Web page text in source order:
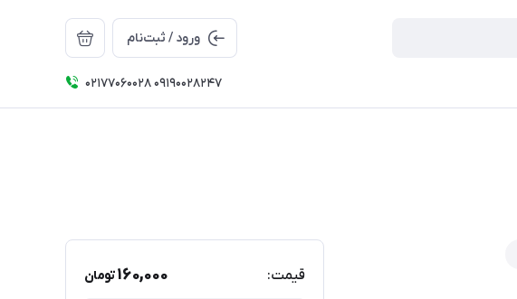
ورود / ثبت‌نام
۰۲۱۷۷۰۶۰۰۲۸ ۰۹۱۹۰۰۲۸۲۴۷
قیمت: 160,000تومان